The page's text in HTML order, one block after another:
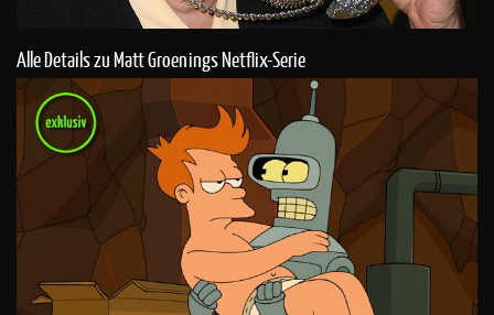
Alle Details zu Matt Groenings Netflix-Serie